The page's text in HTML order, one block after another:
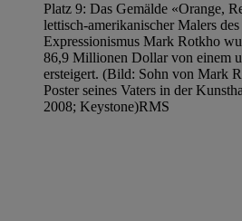
Platz 9: Das Gemälde «Orange,
lettisch-amerikanischer Malers
Expressionismus Mark Rotkho
86,9 Millionen Dollar von einem
ersteigert. (Bild: Sohn von Mark
Poster seines Vaters in der
2008; Keystone)RMS